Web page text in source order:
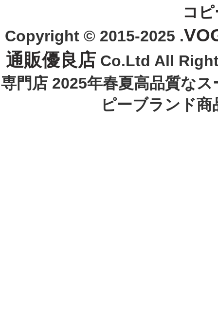
コ
Copyright © 2015-2025 .
通販優良店 Co.Ltd All
専門店 2025年春夏高品質な
ピーブランド